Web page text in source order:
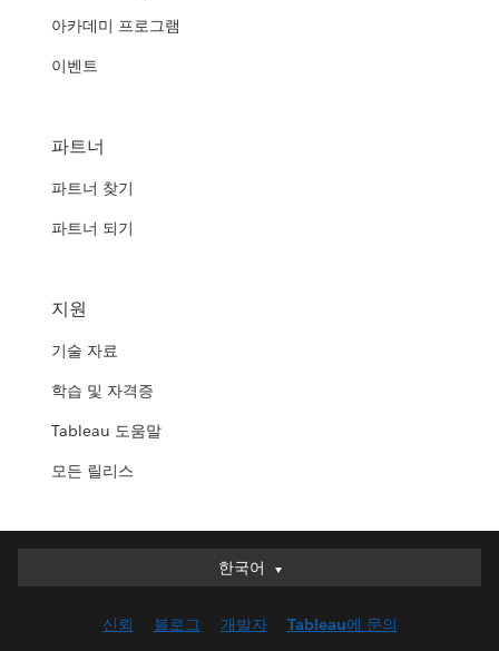
아카데미 프로그램
이벤트
파트너
파트너 찾기
파트너 되기
지원
기술 자료
학습 및 자격증
Tableau 도움말
모든 릴리스
한국어
한국어
English (UK)
신뢰 블로그 개발자 Tableau에 문의